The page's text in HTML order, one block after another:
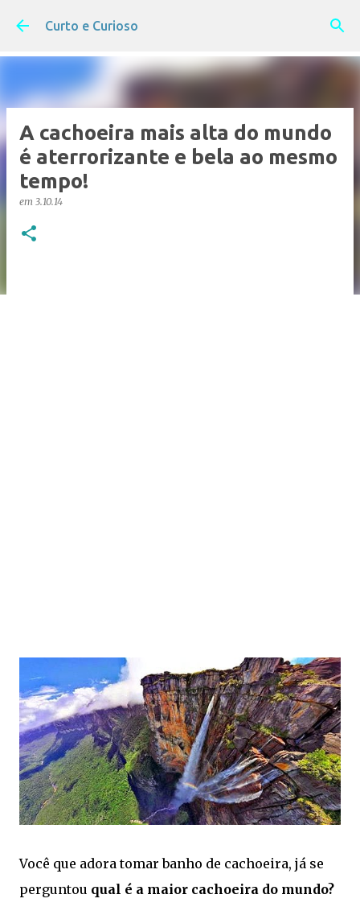
Pular para o conteúdo principal
Curto e Curioso
A cachoeira mais alta do mundo
é aterrorizante e bela ao mesmo
tempo!
em 3.10.14
Você que adora tomar banho de cachoeira, já se
perguntou qual é a maior cachoeira do mundo?